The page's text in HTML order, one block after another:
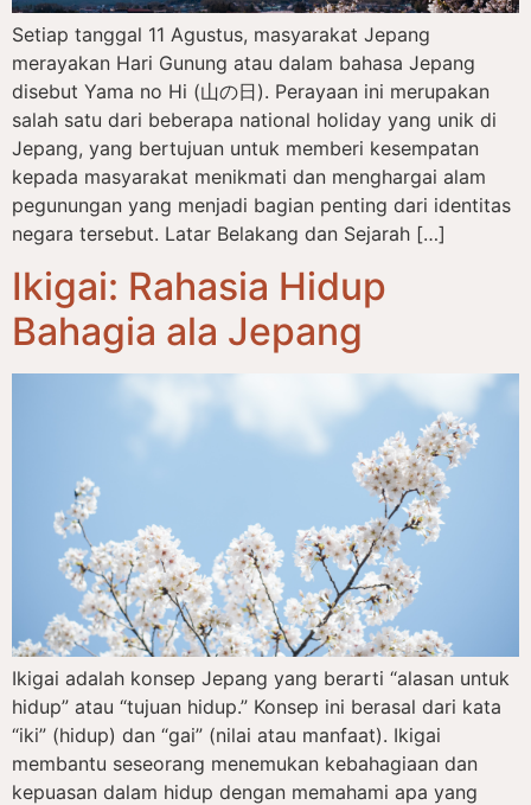
Setiap tanggal 11 Agustus, masyarakat Jepang
merayakan Hari Gunung atau dalam bahasa Jepang
disebut Yama no Hi (山の日). Perayaan ini merupakan
salah satu dari beberapa national holiday yang unik di
Jepang, yang bertujuan untuk memberi kesempatan
kepada masyarakat menikmati dan menghargai alam
pegunungan yang menjadi bagian penting dari identitas
negara tersebut. Latar Belakang dan Sejarah […]
Ikigai: Rahasia Hidup
Bahagia ala Jepang
Ikigai adalah konsep Jepang yang berarti “alasan untuk
hidup” atau “tujuan hidup.” Konsep ini berasal dari kata
“iki” (hidup) dan “gai” (nilai atau manfaat). Ikigai
membantu seseorang menemukan kebahagiaan dan
kepuasan dalam hidup dengan memahami apa yang